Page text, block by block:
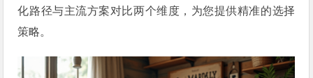
化路径与主流方案对比两个维度，为您提供精准的选择
策略。